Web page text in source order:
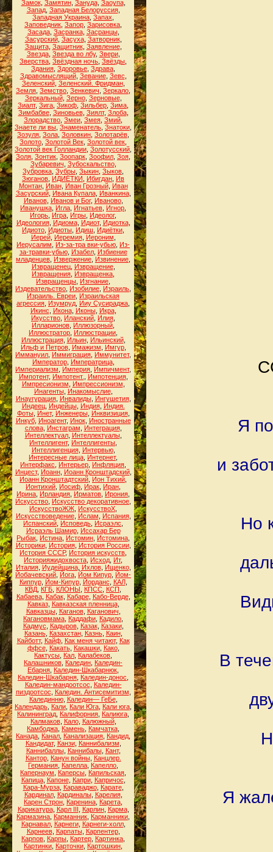
Замок, Замятин, Зануда, Заоупа,
Запад, Западная Белоруссия,
Западная Украина Запах
Заповедник Запор Зарисовка
Засада, Засранка, Засранцы,
Засурский, Засуха, Затворник,
Защита, Защитник, Заявление,
Звезда, Звезда во лбу, Звери,
Зверства Звёздная ночь Звёзды
Здания Здоровье Здрава
Здравомыслящий, Зевание, Зевс
Зеленский, Зеленский. Фридман,
Земля Земство Зенкевич Зеркало
Зеркальный, Зерно, Зерновые,
Зиалт, Зига Зикоф Зильбер Зима
Зимбабве, Зиновьев, Зиялт, Злоба,
Злорадство Змеи Змея Змий
Знаете ли вы Знаменатель Знатоки
Зозуля Зола Золовкин Золотарёв
Золото Золотой Век Золотой век
Золотой век Голландии Золотусский
Золя Зонтик Зоопарк Зоофил Зоя
Зубаревич Зубоскальство,
Зубровка Зубры Зыкин Зыков
Зюганов ИДИЁТКИ Ибигдан Ив
Монтан, Иван, Иван Грозный, Иван
Засурский, Ивана Купала, Иванкина,
Иванов, Иванов и Бог, Иваново,
Иванушка Игла Игнатьев Игнор
Игорь Игра Игры Идеолог,
Идеология, Идиома, Идиот, Идиотка,
Идиото Идиоты Идиш Идиётки
Иерей, Иеремия, Иероним
Иерусалим
Из-за-тра вки-убью Из-
за-травки-убью, Изабел, Избиение
младенцев Извержение Извинение
Извращенец, Извращение,
Извращения Извращенка
Извращенцы Изгнание
Издевательство Изобилие Израиль
Израиль. Евреи Израильская
агрессия Изумруд Ииу Сусираджа
Икинс
Икона, Иконы, Икра,
Икусство Иланский Илия
Илларионов Иллюзорный
Иллюстратор Иллюстрации
Иллюстрация, Ильин, Ильинский,
Ильф и Петров, Имажизм Имгур,
Иммануил Иммиграция Иммунитет,
Император, Императрица,
Империализм
Империя Импичмент,
Импотент, Импотент. Импотенция,
Импресионизм
Импрессионизм
Инагенты, Инакомыслие,
Инаугурация, Инвалиды, Ингушетия,
Индеец, Индейцы, Индия, Индия.
Фоты, Инет, Инженеры, Инквизиция,
Инкуб, Иноагент, Инок, Иностранные
слова, Инстаграм Интеграция,
Интеллектуал, Интеллектуалы,
Интеллигент, Интеллигенты
Интеллигенция, Интервью,
Интересные лица Интернет,
Интерфакс
Интерьер Инфляция
Инцест, Иоанн, Иоанн Кронштадский,
Иоанн Кронштадтский Ион Тихий
Ионтихий Иосиф Ирак Иран
Ирина Ирландия Ирматов Ирония
Искусство Искусство декоративное
ИскусствоЖЖ ИскусствоХ
Искусствоведение, Ислам Испания,
Испанский Исповедь Исраэлс
Исраэль Шамир, Иссахар Бер
Рыбак Истина Истомин Истомина
Историки, История, История России,
История СССР, История искусств
Историяжидохвоста Исход Ит,
Италия, Иудейщина, Ихлов, Ищенко,
Йобачевский Йога Йом Кипур Йом-
Киппур, Йом-Кипур, Йорданс КАЛ,
КВД КГБ КЛОНЫ КПСС КСП
Кабаева, Кабак, Кабаре, Кабо-Верде,
Кавказ, Кавказская пленница,
Кавказцы, Каганов, Каганович
Кагановмама Каддафи Кадило
Кадмус
Кадыров, Казак, Казаки,
Казань, Казахстан, Казнь, Каин,
Кайботт, Кайф, Как меня читают, Как
ффсе, Какать, Какашки, Како,
Кактусы Кал Калабеков
Калашников Каледин Каледин-
Ебарня Каледин-Шкабарнюк
Каледин-Шкабарня Каледин-донос
Каледин-мандоотсос
Каледин-
пиздоотсос
Каледин. Антисемитизм
Калединню, Каледин— ГеБе,
Календарь Кали Кали Юга Кали юга
Калининград Калифорния Калиюга
Калмаков, Кало, Калюжный,
Камбоджа Камень Камчатка
Канада Канал Канализация Кандид
Кандидат, Канзи, Каннибализм
Каннибаллы, Каннибалы, Кант,
Кантор, Канун войны, Канцлер.
Германия Капелла Капелло
Капернаум
Каперсы Капильская
Капица, Капоне, Капри, Капричос
Кара-Мурза, Караваджо, Карате,
Кардинал, Кардиналы, Карелия,
Карен Строн Каренина Карета
Карикатура, Карл III Карлин, Карма,
Кармазина Карманник Карманники
Карнавал, Карнеги, Карнеги-холл,
Карнеев, Карпаты, Карпентер,
Карпов Карпы Картер Картинка
Картинки Карточки Картошкин
Я
и
Но
В
Я